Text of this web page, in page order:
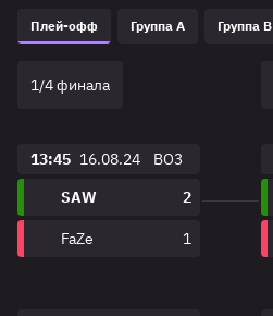
Плей-офф Группа A Группа B
1/4 финала
13:45 16.08.24
BO3
SAW
2
FaZe 1